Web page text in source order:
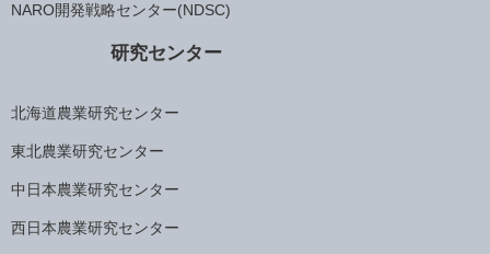
NARO開発戦略センター(NDSC)
研究センター
北海道農業研究センター
東北農業研究センター
中日本農業研究センター
西日本農業研究センター